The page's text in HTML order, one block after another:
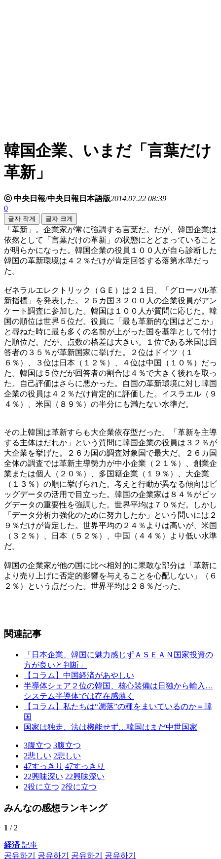
韓国企業、いまだ「言葉だけ
革新」
ⓒ 中央日報/中央日報日本語版2014.07.22 08:39
0
글자 작게 글자 크게
「革新」。企業家が常に強調する言葉だ。だが、韓国企業は
依然として「言葉だけの革新」の状態にとどまっていること
が明らかになった。韓国企業の役員１００人が自ら診断した
韓国の革新環境は４２％だけが肯定回答する落第水準だっ
た。
ゼネラルエレクトリック（ＧＥ）は２１日、「グローバル革
新指標」を発表した。２６カ国３２００人の企業役員がアン
ケート調査に参加した。韓国は１００人が質問に応じた。韓
国の順位は世界５位だ。役員に「最も革新的な国はどこか」
と尋ねた時に最も多くの名前が上がった国を基準として付け
た順位だ。だが、点数の格差は大きい。１位である米国は回
答者の３５％が革新国家に挙げた。２位はドイツ（１
６％）、３位は日本（１２％）、４位は中国（１０％）だっ
た。韓国は５位だが回答者の割合は４％で大きく後れを取っ
た。自己評価はさらに悪かった。自国の革新環境に対し韓国
企業の役員は４２％だけ肯定的に評価した。イスラエル（９
４％）、米国（８９％）の半分にも満たない水準だ。
その上韓国は革新すらも大企業依存型だった。「革新を主導
する主体はだれか」という質問に韓国企業の役員は３２％が
大企業を挙げた。２６カ国の調査対象国で最大だ。２６カ国
全体の調査では革新主導勢力が中小企業（２１％）、創業企
業または個人（２０％）、多国籍企業（１９％）、大企業
（１３％）の順に挙げられた。考えと行動が異なる傾向はビ
ッグデータの活用で目立った。韓国の企業家は８４％がビッ
グデータの重要性を強調した。世界平均は７０％だ。しかし
「データ分析力強化のために努力したか」という問いには２
９％だけが肯定した。世界平均の２４％よりは高いが、米国
（３２％）、日本（５２％）、中国（４４％）より低い水準
だ。
韓国の企業家が他の国に比べ相対的に果敢な部分は「革新に
より売り上げに否定的影響を与えることを心配しない」（６
２％）という点だった。世界平均は２８％だった。
関連記事
「日本企業、韓国に魅力感じずＡＳＥＡＮ国家投資の
方が良いと判断」
【コラム】中国経済があやしい
半導体シェア２位の韓国、核心装備は日独から輸入…
システム半導体では存在感薄く
【コラム】私たちは“凋落”の種をまいているのか＝韓
国
国家は独走、法は機能せず…韓国はまだ中世国家
3腹立つ 3腹立つ
2悲しい 2悲しい
47すっきり 47すっきり
22興味深い 22興味深い
2役に立つ 2役に立つ
みんなの感想ランキング
1 / 2
経済記事
공유하기
공유하기 공유하기 공유하기